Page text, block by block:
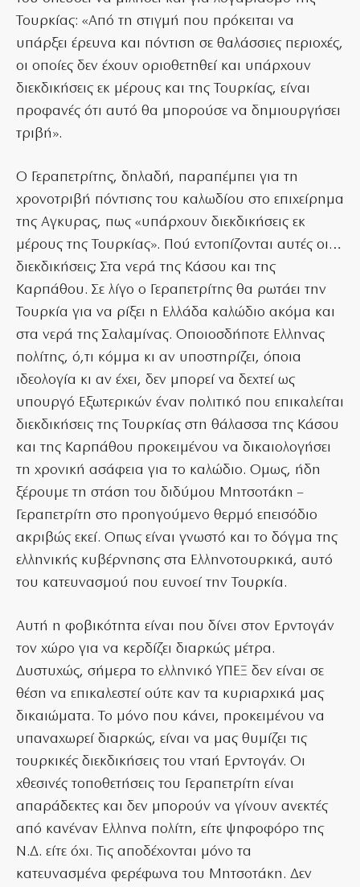
Τουρκίας: «Από τη στιγμή που πρόκειται να
υπάρξει έρευνα και πόντιση σε θαλάσσιες περιοχές,
οι οποίες δεν έχουν οριοθετηθεί και υπάρχουν
διεκδικήσεις εκ μέρους και της Τουρκίας, είναι
προφανές ότι αυτό θα μπορούσε να δημιουργήσει
τριβή».
Ο Γεραπετρίτης, δηλαδή, παραπέμπει για τη
χρονοτριβή πόντισης του καλωδίου στο επιχείρημα
της Αγκυρας, πως «υπάρχουν διεκδικήσεις εκ
μέρους της Τουρκίας». Πού εντοπίζονται αυτές οι…
διεκδικήσεις; Στα νερά της Κάσου και της
Καρπάθου. Σε λίγο ο Γεραπετρίτης θα ρωτάει την
Τουρκία για να ρίξει η Ελλάδα καλώδιο ακόμα και
στα νερά της Σαλαμίνας. Οποιοσδήποτε Ελληνας
πολίτης, ό,τι κόμμα κι αν υποστηρίζει, όποια
ιδεολογία κι αν έχει, δεν μπορεί να δεχτεί ως
υπουργό Εξωτερικών έναν πολιτικό που επικαλείται
διεκδικήσεις της Τουρκίας στη θάλασσα της Κάσου
και της Καρπάθου προκειμένου να δικαιολογήσει
τη χρονική ασάφεια για το καλώδιο. Ομως, ήδη
ξέρουμε τη στάση του διδύμου Μητσοτάκη –
Γεραπετρίτη στο προηγούμενο θερμό επεισόδιο
ακριβώς εκεί. Οπως είναι γνωστό και το δόγμα της
ελληνικής κυβέρνησης στα Ελληνοτουρκικά, αυτό
του κατευνασμού που ευνοεί την Τουρκία.
Αυτή η φοβικότητα είναι που δίνει στον Ερντογάν
τον χώρο για να κερδίζει διαρκώς μέτρα.
Δυστυχώς, σήμερα το ελληνικό ΥΠΕΞ δεν είναι σε
θέση να επικαλεστεί ούτε καν τα κυριαρχικά μας
δικαιώματα. Το μόνο που κάνει, προκειμένου να
υπαναχωρεί διαρκώς, είναι να μας θυμίζει τις
τουρκικές διεκδικήσεις του νταή Ερντογάν. Οι
χθεσινές τοποθετήσεις του Γεραπετρίτη είναι
απαράδεκτες και δεν μπορούν να γίνουν ανεκτές
από κανέναν Ελληνα πολίτη, είτε ψηφοφόρο της
Ν.Δ. είτε όχι. Τις αποδέχονται μόνο τα
κατευνασμένα φερέφωνα του Μητσοτάκη. Δεν